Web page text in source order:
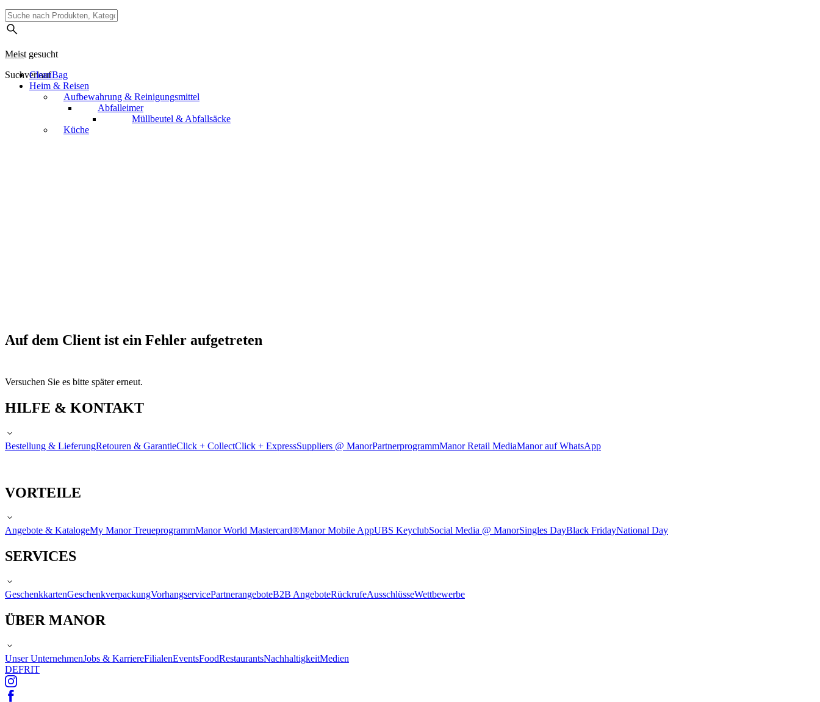
Meist gesucht
Suchverlauf
CleanBag
Heim & Reisen
Aufbewahrung & Reinigungsmittel
Abfalleimer
Müllbeutel & Abfallsäcke
Küche
Auf dem Client ist ein Fehler aufgetreten
Versuchen Sie es bitte später erneut.
HILFE & KONTAKT
Bestellung & LieferungRetouren & GarantieClick + CollectClick + ExpressSuppliers @ ManorPartnerprogrammManor Retail MediaManor auf WhatsApp
VORTEILE
Angebote & KatalogeMy Manor TreueprogrammManor World Mastercard®Manor Mobile AppUBS KeyclubSocial Media @ ManorSingles DayBlack FridayNational Day
SERVICES
GeschenkkartenGeschenkverpackungVorhangservicePartnerangeboteB2B AngeboteRückrufeAusschlüsseWettbewerbe
ÜBER MANOR
Unser UnternehmenJobs & KarriereFilialenEventsFoodRestaurantsNachhaltigkeitMedien
DEFRIT